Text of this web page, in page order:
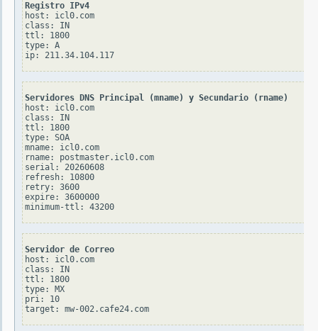
Registro IPv4
host: icl0.com
class: IN
ttl: 1800
type: A
Servidores DNS Principal (mname) y Secundario (rname)
host: icl0.com
class: IN
ttl: 1800
type: SOA
mname: icl0.com
rname: postmaster.icl0.com
serial: 20260608
refresh: 10800
retry: 3600
expire: 3600000
Servidor de Correo
host: icl0.com
class: IN
ttl: 1800
type: MX
pri: 10